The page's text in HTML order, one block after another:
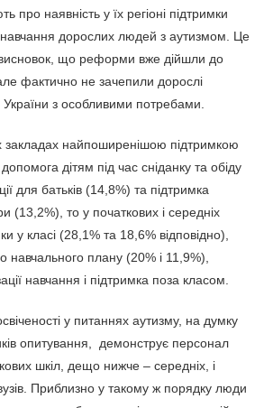
про наявність у їх регіоні підтримки
дорослих людей з аутизмом. Це
що реформи вже дійшли до
фактично не зачепили дорослі
України з особливими потребами.
закладах найпоширенішою підтримкою
дітям під час сніданку та обіду
для батьків (14,8%) та підтримка
(13,2%), то у початкових і середніх
у класі (28,1% та 18,6% відповідно),
навчального плану (20% і 11,9%),
навчання і підтримка поза класом.
у питаннях аутизму, на думку
опитування, демонструє персонал
шкіл, дещо нижче – середніх, і
Приблизно у такому ж порядку люди